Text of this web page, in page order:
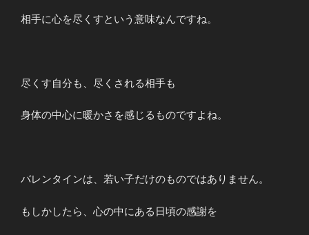
相手に心を尽くすという意味なんですね。
尽くす自分も、尽くされる相手も
身体の中心に暖かさを感じるものですよね。
バレンタインは、若い子だけのものではありません。
もしかしたら、心の中にある日頃の感謝を